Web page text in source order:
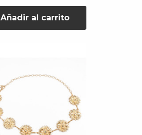
Añadir al carrito